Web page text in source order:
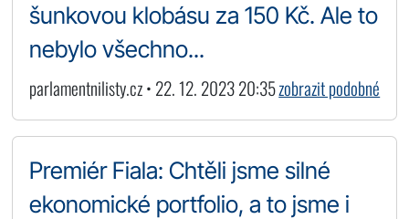
šunkovou klobásu za 150 Kč. Ale to
nebylo všechno...
parlamentnilisty.cz • 22. 12. 2023 20:35zobrazit podobné
Premiér Fiala: Chtěli jsme silné
ekonomické portfolio, a to jsme i